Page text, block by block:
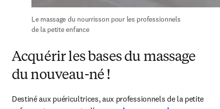
Le massage du nourrisson pour les professionnels
de la petite enfance
Acquérir les bases du massage
du nouveau-né !
Destiné aux puéricultrices, aux professionnels de la petite